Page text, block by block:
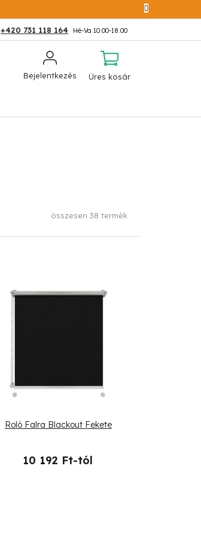
+420 731 118 164
Bejelentkezés KOSÁR
Üres kosár
összesen 38 termék
Roló Falra Blackout Fekete
10 192 Ft-tól